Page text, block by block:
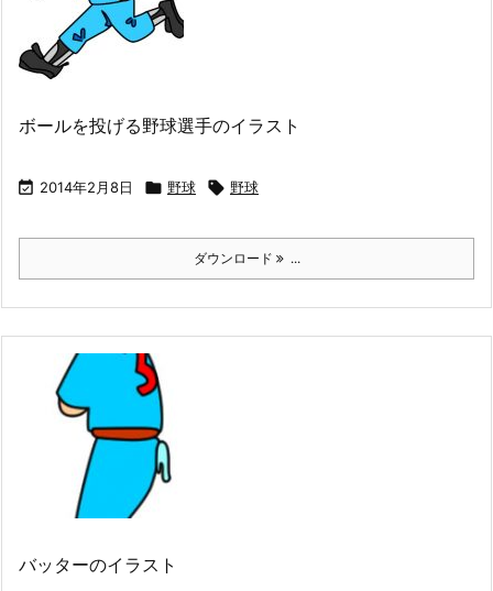
ボールを投げる野球選手のイラスト
 2014年2月8日  野球  野球
ダウンロード ...
バッターのイラスト